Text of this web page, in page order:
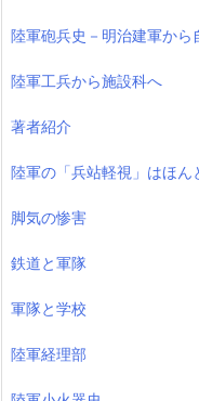
陸軍砲兵史－明治建軍から
陸軍工兵から施設科へ
著者紹介
陸軍の「兵站軽視」はほん
脚気の惨害
鉄道と軍隊
軍隊と学校
陸軍経理部